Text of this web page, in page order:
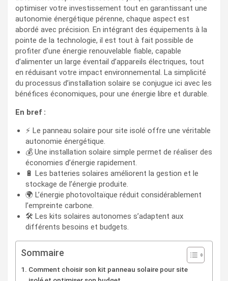
optimiser votre investissement tout en garantissant une
autonomie énergétique pérenne, chaque aspect est
abordé avec précision. En intégrant des équipements à la
pointe de la technologie, il est tout à fait possible de
profiter d’une énergie renouvelable fiable, capable
d’alimenter un large éventail d’appareils électriques, tout
en réduisant votre impact environnemental. La simplicité
du processus d’installation solaire se conjugue ici avec les
bénéfices économiques, pour une énergie libre et durable.
En bref :
⚡ Le panneau solaire pour site isolé offre une véritable
autonomie énergétique.
💰 Une installation solaire simple permet de réaliser des
économies d’énergie rapidement.
🔋 Les batteries solaires améliorent la gestion et le
stockage de l’énergie produite.
🌍 L’énergie photovoltaïque réduit considérablement
l’empreinte carbone.
🛠️ Les kits solaires autonomes s’adaptent aux
différents besoins et budgets.
Sommaire
Comment choisir son kit panneau solaire pour site